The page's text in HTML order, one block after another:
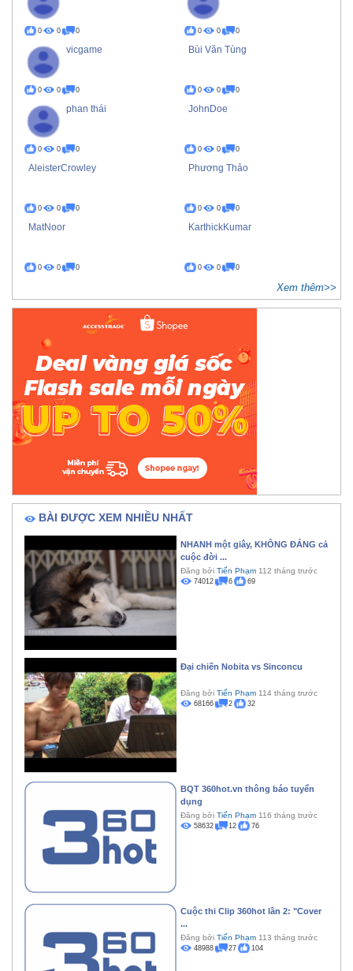
0 0 0 0 0 0
vicgame
0 0 0
Bùi Văn Tùng
0 0 0
phan thái
0 0 0
JohnDoe
0 0 0
AleisterCrowley
0 0 0
Phương Thảo
0 0 0
MatNoor
0 0 0
KarthickKumar
0 0 0
Xem thêm>>
BÀI ĐƯỢC XEM NHIỀU NHẤT
NHANH một giây, KHÔNG ĐÁNG cả
cuộc đời ...
Đăng bởi Tiến Phạm 112 tháng trước
74012 6 69
Đại chiến Nobita vs Sinconcu
Đăng bởi Tiến Phạm 114 tháng trước
68166 2 32
BQT 360hot.vn thông báo tuyển
dụng
Đăng bởi Tiến Phạm 116 tháng trước
58632 12 76
Cuộc thi Clip 360hot lần 2: "Cover
...
Đăng bởi Tiến Phạm 113 tháng trước
48988 27 104